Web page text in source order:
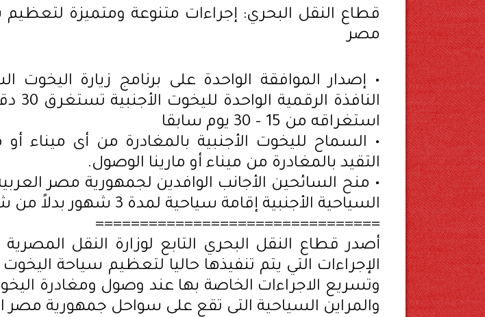
قطاع النقل البحري: إجراءات متنوعة ومتميزة
مصر
• إصدار الموافقة الواحدة على برنامج زيارة اليخوت
استغراقه من 15 – 30 يوم سابقا
• السماح لليخوت الأجنبية بالمغادرة من أى ميناء
التقيد بالمغادرة من ميناء أو مارينا الوصول.
• منح السائحين الأجانب الوافدين لجمهورية مصر
السياحية الأجنبية إقامة سياحية لمدة 3 شهور بدلاً من شهر .
================================
أصدر قطاع النقل البحري التابع لوزارة النقل المصرية
الإجراءات التي يتم تنفيذها حاليا لتعظيم سياحة
وتسريع الاجراءات الخاصة بها عند وصول ومغادرة
والمراين السياحية التى تقع على سواحل جمهورية مصر